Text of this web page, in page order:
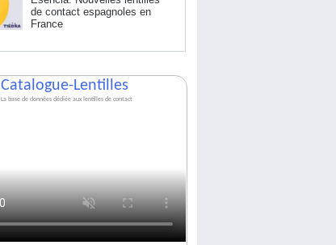
de contact espagnoles en
France
Catalogue-Lentilles
La base de données dédiée aux lentilles de contact